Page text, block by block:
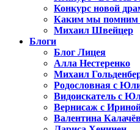
Конкурс новой
Каким мы помним
Михаил Швейцер
Блоги
Блог Лицея
Алла Нестеренко
Михаил
Родословная с
Видоискатель с
Вернисаж с
Валентина